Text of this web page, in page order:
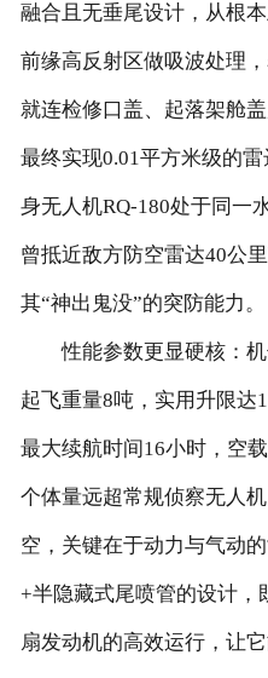
融合且无垂尾设计，从根
前缘高反射区做吸波处理
就连检修口盖、起落架舱
最终实现0.01平方米级的
身无人机RQ-180处于同一
曾抵近敌方防空雷达40公
其“神出鬼没”的突防能力。
性能参数更显硬核：机
起飞重量8吨，实用升限达
最大续航时间16小时，空
个体量远超常规侦察无人
空，关键在于动力与气动
+半隐藏式尾喷管的设计，
扇发动机的高效运行，让